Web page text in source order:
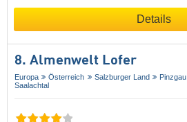
Details
8. Almenwelt Lofer
Europa Österreich Salzburger Land Pinzgau
Saalachtal